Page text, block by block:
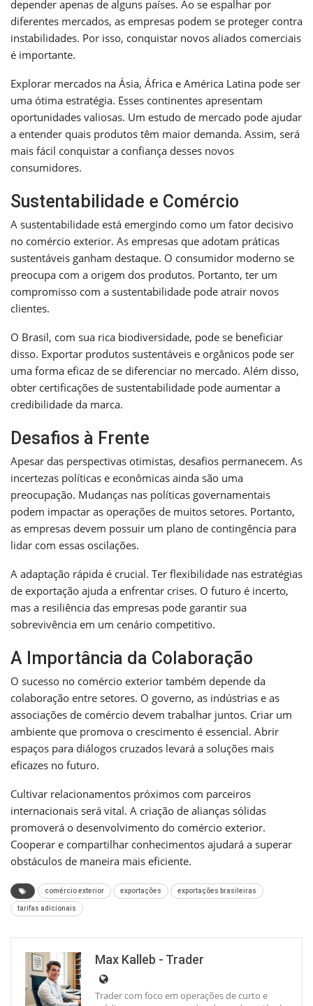
depender apenas de alguns países. Ao se espalhar por
diferentes mercados, as empresas podem se proteger contra
instabilidades. Por isso, conquistar novos aliados comerciais
é importante.
Explorar mercados na Ásia, África e América Latina pode ser
uma ótima estratégia. Esses continentes apresentam
oportunidades valiosas. Um estudo de mercado pode ajudar
a entender quais produtos têm maior demanda. Assim, será
mais fácil conquistar a confiança desses novos
consumidores.
Sustentabilidade e Comércio
A sustentabilidade está emergindo como um fator decisivo
no comércio exterior. As empresas que adotam práticas
sustentáveis ganham destaque. O consumidor moderno se
preocupa com a origem dos produtos. Portanto, ter um
compromisso com a sustentabilidade pode atrair novos
clientes.
O Brasil, com sua rica biodiversidade, pode se beneficiar
disso. Exportar produtos sustentáveis e orgânicos pode ser
uma forma eficaz de se diferenciar no mercado. Além disso,
obter certificações de sustentabilidade pode aumentar a
credibilidade da marca.
Desafios à Frente
Apesar das perspectivas otimistas, desafios permanecem. As
incertezas políticas e econômicas ainda são uma
preocupação. Mudanças nas políticas governamentais
podem impactar as operações de muitos setores. Portanto,
as empresas devem possuir um plano de contingência para
lidar com essas oscilações.
A adaptação rápida é crucial. Ter flexibilidade nas estratégias
de exportação ajuda a enfrentar crises. O futuro é incerto,
mas a resiliência das empresas pode garantir sua
sobrevivência em um cenário competitivo.
A Importância da Colaboração
O sucesso no comércio exterior também depende da
colaboração entre setores. O governo, as indústrias e as
associações de comércio devem trabalhar juntos. Criar um
ambiente que promova o crescimento é essencial. Abrir
espaços para diálogos cruzados levará a soluções mais
eficazes no futuro.
Cultivar relacionamentos próximos com parceiros
internacionais será vital. A criação de alianças sólidas
promoverá o desenvolvimento do comércio exterior.
Cooperar e compartilhar conhecimentos ajudará a superar
obstáculos de maneira mais eficiente.
comércio exterior exportações exportações brasileiras
tarifas adicionais
Max Kalleb - Trader
Trader com foco em operações de curto e